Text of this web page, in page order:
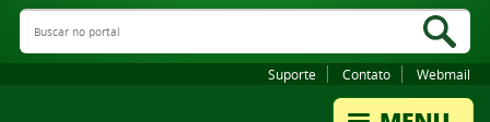
Buscar no portal
Suporte Contato Webmail